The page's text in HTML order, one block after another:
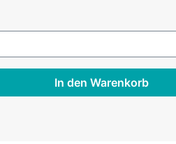
öffnen, aktuell ausgewählt:
In den Warenkorb